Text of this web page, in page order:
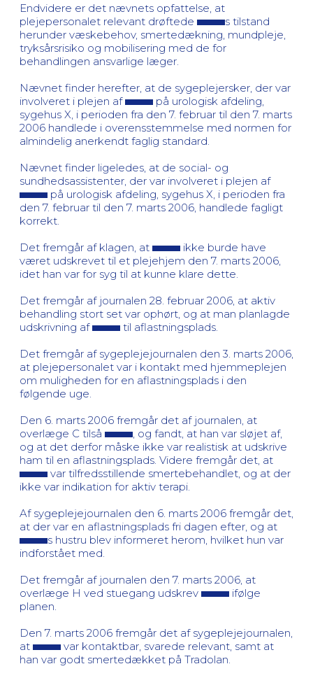
Endvidere er det nævnets opfattelse, at
plejepersonalet relevant drøftede
s tilstand
herunder væskebehov, smertedækning, mundpleje,
tryksårsrisiko og mobilisering med de for
behandlingen ansvarlige læger.
Nævnet finder herefter, at de sygeplejersker, der var
involveret i plejen af
på urologisk afdeling,
sygehus X, i perioden fra den 7. februar til den 7. marts
2006 handlede i overensstemmelse med normen for
almindelig anerkendt faglig standard.
Nævnet finder ligeledes, at de social- og
sundhedsassistenter, der var involveret i plejen af
på urologisk afdeling, sygehus X, i perioden fra
den 7. februar til den 7. marts 2006, handlede fagligt
korrekt.
Det fremgår af klagen, at
ikke burde have
været udskrevet til et plejehjem den 7. marts 2006,
idet han var for syg til at kunne klare dette.
Det fremgår af journalen 28. februar 2006, at aktiv
behandling stort set var ophørt, og at man planlagde
udskrivning af
til aflastningsplads.
Det fremgår af sygeplejejournalen den 3. marts 2006,
at plejepersonalet var i kontakt med hjemmeplejen
om muligheden for en aflastningsplads i den
følgende uge.
Den 6. marts 2006 fremgår det af journalen, at
overlæge C tilså
, og fandt, at han var sløjet af,
og at det derfor måske ikke var realistisk at udskrive
ham til en aflastningsplads. Videre fremgår det, at
var tilfredsstillende smertebehandlet, og at der
ikke var indikation for aktiv terapi.
Af sygeplejejournalen den 6. marts 2006 fremgår det,
at der var en aflastningsplads fri dagen efter, og at
s hustru blev informeret herom, hvilket hun var
indforstået med.
Det fremgår af journalen den 7. marts 2006, at
overlæge H ved stuegang udskrev
ifølge
planen.
Den 7. marts 2006 fremgår det af sygeplejejournalen,
at
var kontaktbar, svarede relevant, samt at
han var godt smertedækket på Tradolan.